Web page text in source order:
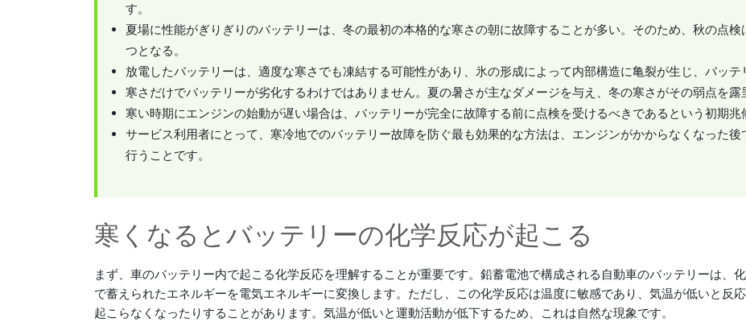
す。
夏場に性能がぎりぎりのバッテリーは、冬の最初の本格的な寒さの朝に故障することが多い。そのため、秋の点
つとなる。
放電したバッテリーは、適度な寒さでも凍結する可能性があり、氷の形成によって内部構造に亀裂が生じ、バッテ
寒さだけでバッテリーが劣化するわけではありません。夏の暑さが主なダメージを与え、冬の寒さがその弱点を露
寒い時期にエンジンの始動が遅い場合は、バッテリーが完全に故障する前に点検を受けるべきであるという初期兆
サービス利用者にとって、寒冷地でのバッテリー故障を防ぐ最も効果的な方法は、エンジンがかからなくなった
行うことです。
寒くなるとバッテリーの化学反応が起こる
まず、車のバッテリー内で起こる化学反応を理解することが重要です。鉛蓄電池で構成される自動車のバッテリーは、
で蓄えられたエネルギーを電気エネルギーに変換します。ただし、この化学反応は温度に敏感であり、気温が低いと反
起こらなくなったりすることがあります。気温が低いと運動活動が低下するため、これは自然な現象です。